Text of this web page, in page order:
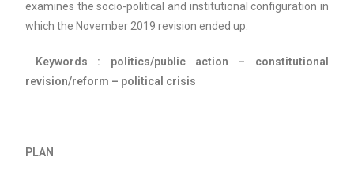
examines the socio-political and institutional configuration in
which the November 2019 revision ended up.
Keywords : politics/public action – constitutional
revision/reform – political crisis
PLAN